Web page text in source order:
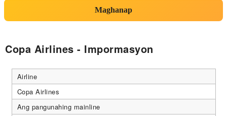
Maghanap
Copa Airlines - Impormasyon
Airline
Copa Airlines
Ang pangunahing mainline